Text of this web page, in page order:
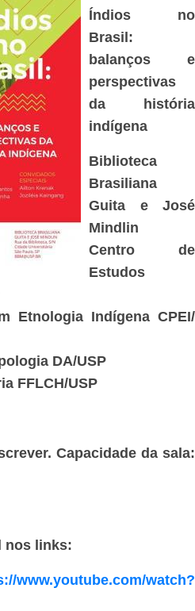
Índios no
Brasil:
balanços e
perspectivas
da história
indígena
Biblioteca
Brasiliana
Guita e José
Mindlin
Centro de
Estudos
Etnologia Indígena CPEI/
DA/USP
FFLCH/USP
Capacidade da sala:
nos links:
www.youtube.com/watch?